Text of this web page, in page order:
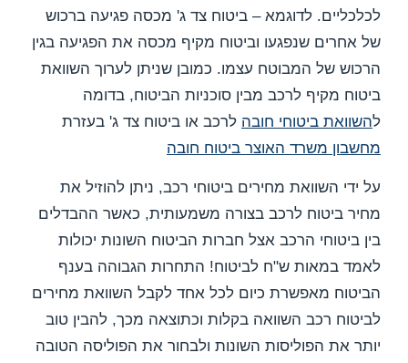
לכלכליים. לדוגמא – ביטוח צד ג' מכסה פגיעה ברכוש
של אחרים שנפגעו וביטוח מקיף מכסה את הפגיעה בגין
הרכוש של המבוטח עצמו. כמובן שניתן לערוך השוואת
ביטוח מקיף לרכב מבין סוכניות הביטוח, בדומה
להשוואת ביטוחי חובה לרכב או ביטוח צד ג' בעזרת
מחשבון משרד האוצר ביטוח חובה
על ידי השוואת מחירים ביטוחי רכב, ניתן להוזיל את
מחיר ביטוח לרכב בצורה משמעותית, כאשר ההבדלים
בין ביטוחי הרכב אצל חברות הביטוח השונות יכולות
לאמד במאות ש"ח לביטוח! התחרות הגבוהה בענף
הביטוח מאפשרת כיום לכל אחד לקבל השוואת מחירים
לביטוח רכב השוואה בקלות וכתוצאה מכך, להבין טוב
יותר את הפוליסות השונות ולבחור את הפוליסה הטובה